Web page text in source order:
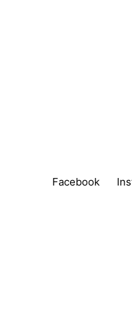
Facebook